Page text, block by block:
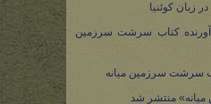
زبان کوئنیا
کتاب سرشت سرزمین
سرشت سرزمین میانه
منتشر شد